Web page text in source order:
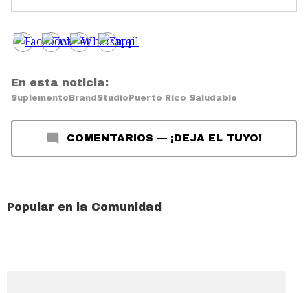
En esta noticia:
Suplemento BrandStudio Puerto Rico Saludable
COMENTARIOS — ¡DEJA EL TUYO!
Popular en la Comunidad